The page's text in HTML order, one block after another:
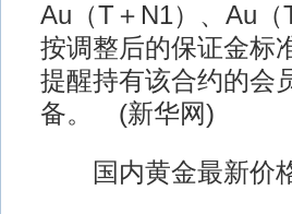
Au（T＋N1）、Au
按调整后的保证金标
提醒持有该合约的会
备。 (新华网)
国内黄金最新价